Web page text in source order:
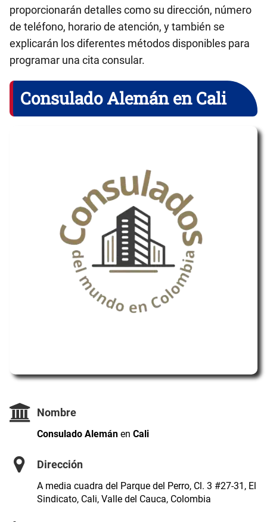
proporcionarán detalles como su dirección, número
de teléfono, horario de atención, y también se
explicarán los diferentes métodos disponibles para
programar una cita consular.
Consulado Alemán en Cali
Nombre
Consulado Alemán en Cali
Dirección
A media cuadra del Parque del Perro, Cl. 3 #27-31, El
Sindicato, Cali, Valle del Cauca, Colombia